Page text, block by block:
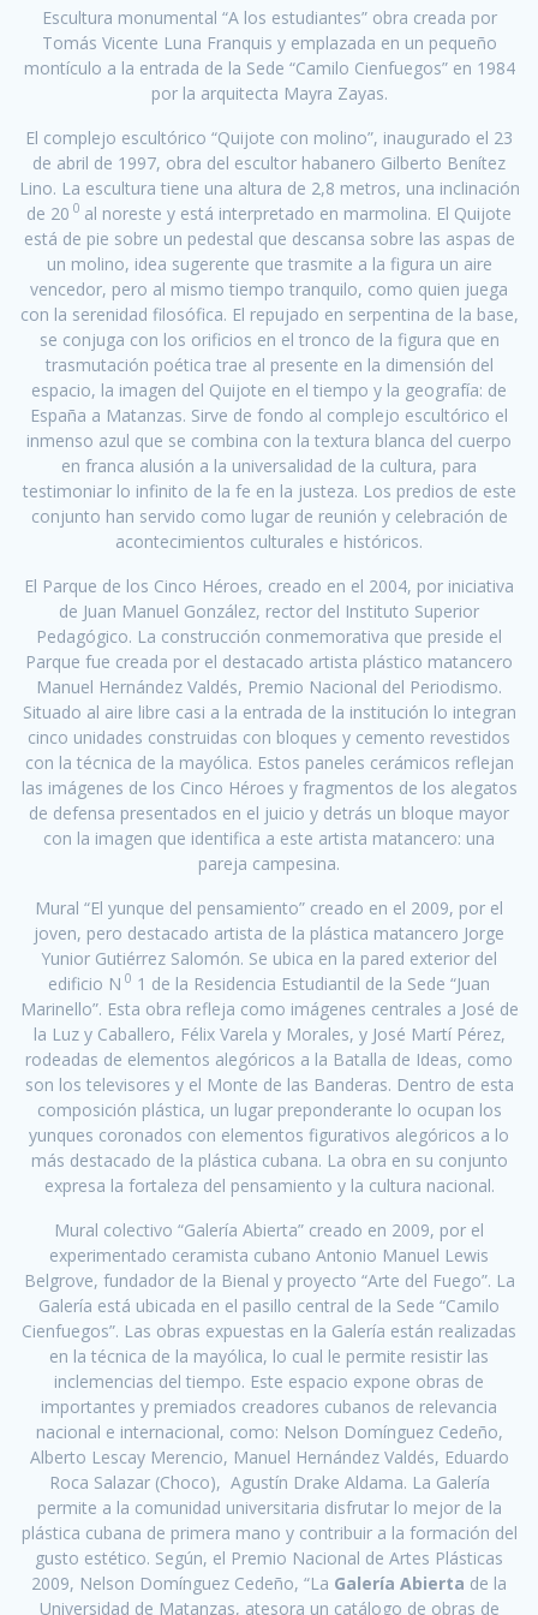
Escultura monumental “A los estudiantes” obra creada por
Tomás Vicente Luna Franquis y emplazada en un pequeño
montículo a la entrada de la Sede “Camilo Cienfuegos” en 1984
por la arquitecta Mayra Zayas.
El complejo escultórico “Quijote con molino”, inaugurado el 23
de abril de 1997, obra del escultor habanero Gilberto Benítez
Lino. La escultura tiene una altura de 2,8 metros, una inclinación
de 20 0 al noreste y está interpretado en marmolina. El Quijote
está de pie sobre un pedestal que descansa sobre las aspas de
un molino, idea sugerente que trasmite a la figura un aire
vencedor, pero al mismo tiempo tranquilo, como quien juega
con la serenidad filosófica. El repujado en serpentina de la base,
se conjuga con los orificios en el tronco de la figura que en
trasmutación poética trae al presente en la dimensión del
espacio, la imagen del Quijote en el tiempo y la geografía: de
España a Matanzas. Sirve de fondo al complejo escultórico el
inmenso azul que se combina con la textura blanca del cuerpo
en franca alusión a la universalidad de la cultura, para
testimoniar lo infinito de la fe en la justeza. Los predios de este
conjunto han servido como lugar de reunión y celebración de
acontecimientos culturales e históricos.
El Parque de los Cinco Héroes, creado en el 2004, por iniciativa
de Juan Manuel González, rector del Instituto Superior
Pedagógico. La construcción conmemorativa que preside el
Parque fue creada por el destacado artista plástico matancero
Manuel Hernández Valdés, Premio Nacional del Periodismo.
Situado al aire libre casi a la entrada de la institución lo integran
cinco unidades construidas con bloques y cemento revestidos
con la técnica de la mayólica. Estos paneles cerámicos reflejan
las imágenes de los Cinco Héroes y fragmentos de los alegatos
de defensa presentados en el juicio y detrás un bloque mayor
con la imagen que identifica a este artista matancero: una
pareja campesina.
Mural “El yunque del pensamiento” creado en el 2009, por el
joven, pero destacado artista de la plástica matancero Jorge
Yunior Gutiérrez Salomón. Se ubica en la pared exterior del
edificio N 0 1 de la Residencia Estudiantil de la Sede “Juan
Marinello”. Esta obra refleja como imágenes centrales a José de
la Luz y Caballero, Félix Varela y Morales, y José Martí Pérez,
rodeadas de elementos alegóricos a la Batalla de Ideas, como
son los televisores y el Monte de las Banderas. Dentro de esta
composición plástica, un lugar preponderante lo ocupan los
yunques coronados con elementos figurativos alegóricos a lo
más destacado de la plástica cubana. La obra en su conjunto
expresa la fortaleza del pensamiento y la cultura nacional.
Mural colectivo “Galería Abierta” creado en 2009, por el
experimentado ceramista cubano Antonio Manuel Lewis
Belgrove, fundador de la Bienal y proyecto “Arte del Fuego”. La
Galería está ubicada en el pasillo central de la Sede “Camilo
Cienfuegos”. Las obras expuestas en la Galería están realizadas
en la técnica de la mayólica, lo cual le permite resistir las
inclemencias del tiempo. Este espacio expone obras de
importantes y premiados creadores cubanos de relevancia
nacional e internacional, como: Nelson Domínguez Cedeño,
Alberto Lescay Merencio, Manuel Hernández Valdés, Eduardo
Roca Salazar (Choco), Agustín Drake Aldama. La Galería
permite a la comunidad universitaria disfrutar lo mejor de la
plástica cubana de primera mano y contribuir a la formación del
gusto estético. Según, el Premio Nacional de Artes Plásticas
2009, Nelson Domínguez Cedeño, “La Galería Abierta de la
Universidad de Matanzas, atesora un catálogo de obras de